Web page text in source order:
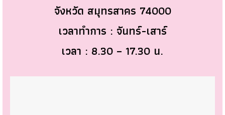
จังหวัด สมุทรสาคร 74000
เวลาทำการ : จันทร์-เสาร์
เวลา : 8.30 – 17.30 น.